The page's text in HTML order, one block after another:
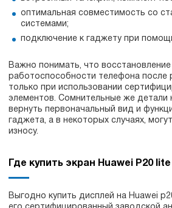
оптимальная совместимость со
системами;
подключение к гаджету при
Важно понимать, что
работоспособности телефона после
только при использовании
элементов. Сомнительные же детали
вернуть первоначальный вид и
гаджета, а в некоторых случаях,
износу.
Где купить экран Huawei P20
Выгодно купить дисплей на Huawei